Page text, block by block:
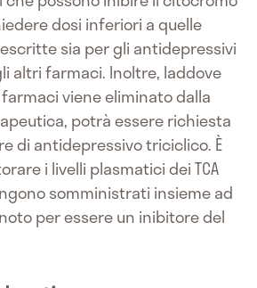
dosi inferiori a quelle
sia per gli antidepressivi
altri farmaci. Inoltre, laddove
viene eliminato dalla
potrà essere richiesta
di antidepressivo triciclico. È
i livelli plasmatici dei TCA
somministrati insieme ad
per essere un inibitore del